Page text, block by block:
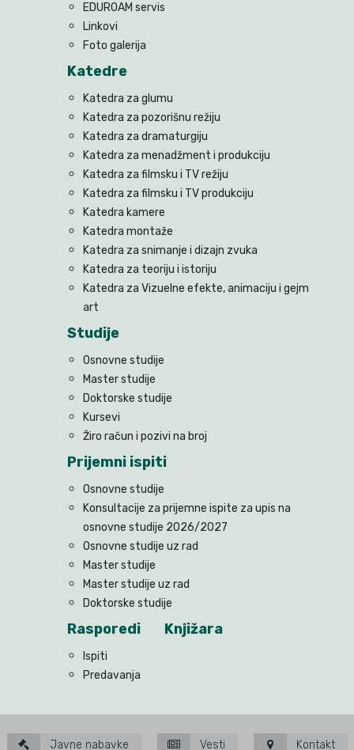
EDUROAM servis
Linkovi
Foto galerija
Katedre
Katedra za glumu
Katedra za pozorišnu režiju
Katedra za dramaturgiju
Katedra za menadžment i produkciju
Katedra za filmsku i TV režiju
Katedra za filmsku i TV produkciju
Katedra kamere
Katedra montaže
Katedra za snimanje i dizajn zvuka
Katedra za teoriju i istoriju
Katedra za Vizuelne efekte, animaciju i gejm
art
Studije
Osnovne studije
Master studije
Doktorske studije
Kursevi
Žiro račun i pozivi na broj
Prijemni ispiti
Osnovne studije
Konsultacije za prijemne ispite za upis na
osnovne studije 2026/2027
Osnovne studije uz rad
Master studije
Master studije uz rad
Doktorske studije
Rasporedi
Ispiti
Predavanja
Knjižara
Javne nabavke Vesti Kontakt